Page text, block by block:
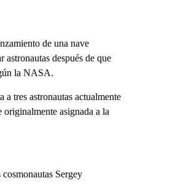
de una nave
astronautas después de que
la NASA.
tres astronautas actualmente
asignada a la
Sergey